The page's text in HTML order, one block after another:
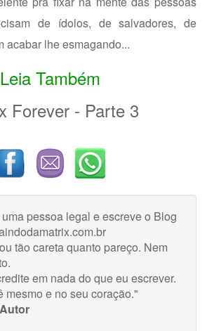
de ídolos, de salvadores, de
acabar lhe esmagando...
Leia Também
Forever - Parte 3
pessoa legal e escreve o Blog
tão careta quanto pareço. Nem
em nada do que eu escrever.
mesmo e no seu coração."